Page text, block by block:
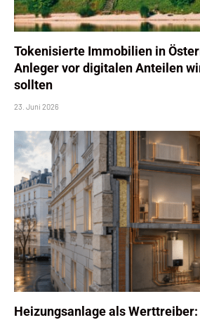
Tokenisierte Immobilien in
Anleger vor digitalen Anteilen
sollten
23. Juni 2026
Heizungsanlage als Werttreiber: